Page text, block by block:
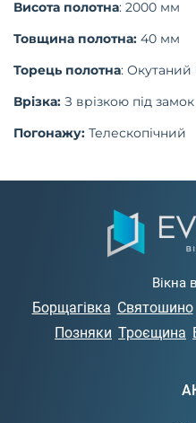
Висота полотна: 2000 мм
Товщина полотна: 40 мм
Торець полотна: Окутаний
Врізка: З врізкою під замок
Погонажу: Телескопічний
Вікна
Борщагівка Святошино
Позняки Троєщина